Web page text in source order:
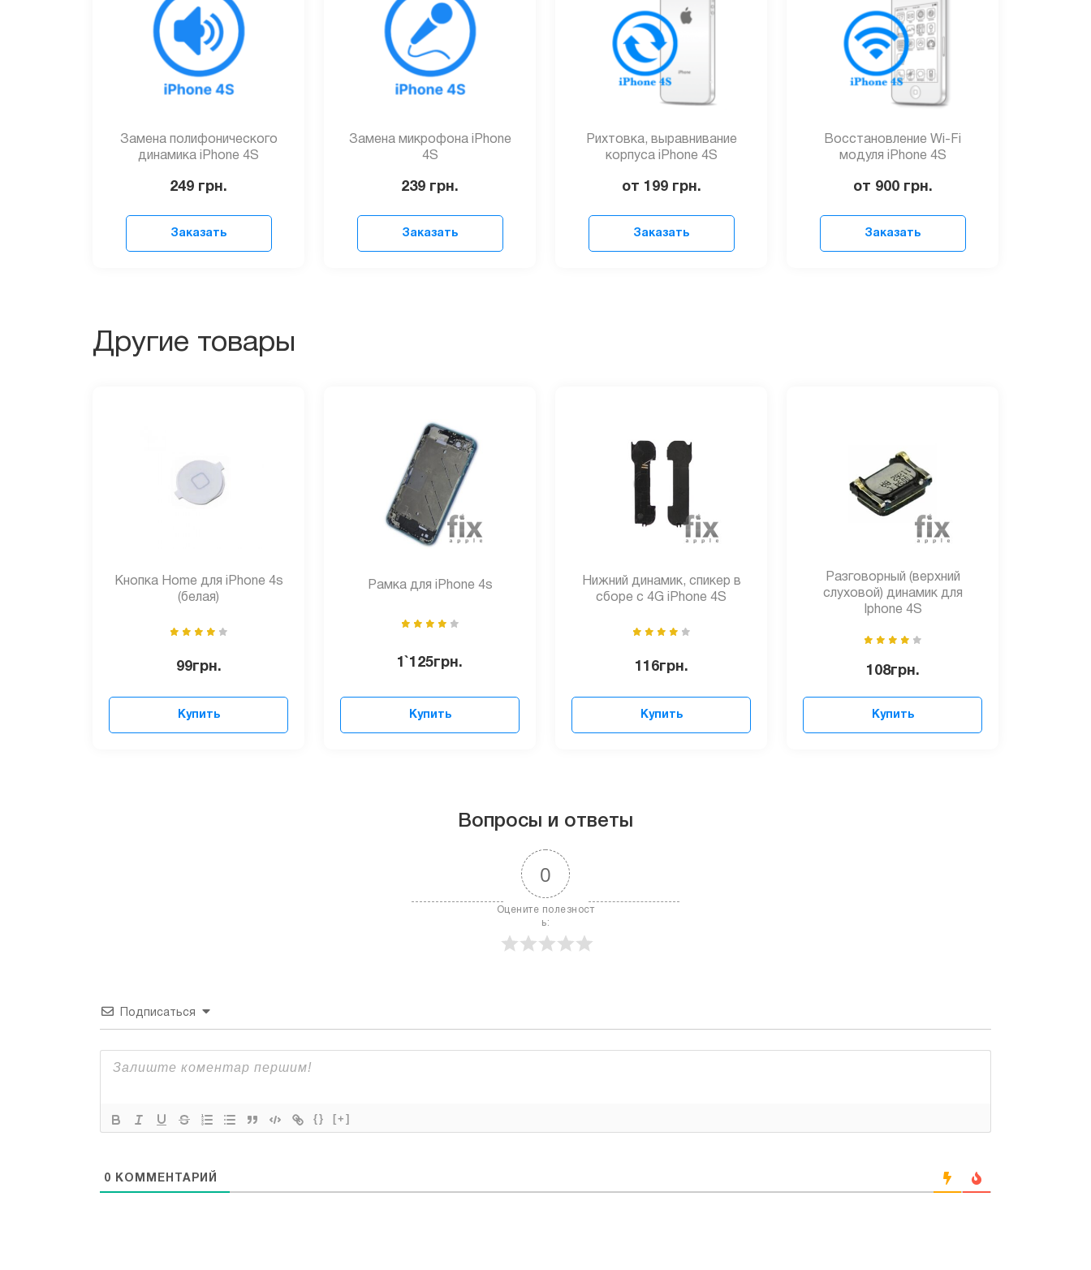
Замена полифонического
динамика iPhone 4S
249 грн.
Заказать
Замена микрофона iPhone
4S
239 грн.
Заказать
Рихтовка, выравнивание
корпуса iPhone 4S
от 199 грн.
Заказать
Восстановление Wi-Fi
модуля iPhone 4S
от 900 грн.
Заказать
Другие товары
Кнопка Home для iPhone 4s
(белая)
99грн.
Купить
Рамка для iPhone 4s
1`125грн.
Купить
Нижний динамик, спикер в
сборе с 4G iPhone 4S
116грн.
Купить
Разговорный (верхний
слуховой) динамик для
Iphone 4S
108грн.
Купить
Вопросы и ответы
0
Оцените полезност
ь:
Подписаться
{} [+]
0 КОММЕНТАРИЙ